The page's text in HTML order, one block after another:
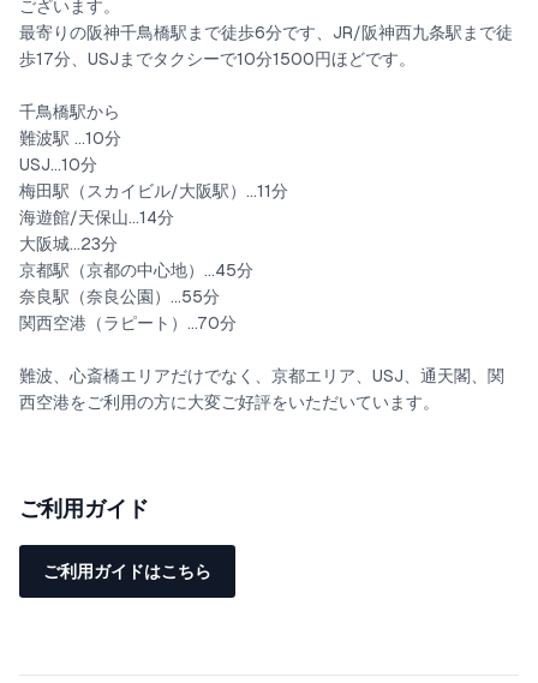
由にお楽しみください。
キッチンスペースを抜けると脱衣所、バスルームがあり、ゆった
りとしたバスタブで充実したバスタイムをお楽しみいただけま
す。POLAのシャンプー＆トリートメント・ボディソープ・アメニ
ティ脱衣所にReFaのドライヤーとヘアアイロン2種をご用意して
おります。
◆2階に関して
階段を上がると4つの扉があります。
が出来ます。廊下を抜けた先にあるお部屋にはダブルベッド２台
ございます。
最寄りの阪神千鳥橋駅まで徒歩6分です、JR/阪神西九条駅まで徒
歩17分、USJまでタクシーで10分1500円ほどです。
千鳥橋駅から
難波駅 ...10分
USJ...10分
梅田駅（スカイビル/大阪駅）...11分
海遊館/天保山...14分
大阪城...23分
京都駅（京都の中心地）...45分
奈良駅（奈良公園）...55分
関西空港（ラピート）...70分
難波、心斎橋エリアだけでなく、京都エリア、USJ、通天閣、関
西空港をご利用の方に大変ご好評をいただいています。
ご利用ガイド
ご利用ガイドはこちら